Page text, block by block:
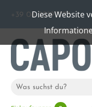
Diese Website
+39 06 20192773